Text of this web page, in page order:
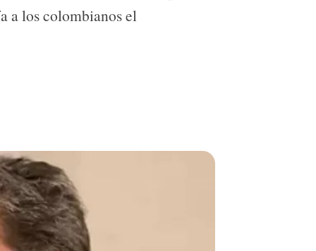
a los colombianos el